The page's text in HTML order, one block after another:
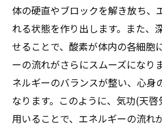
体の硬直やブロックを解き放ち、
れる状態を作り出します。また、
せることで、酸素が体内の各細胞
ーの流れがさらにスムーズになり
ネルギーのバランスが整い、心身
なります。このように、気功(天
用いることで、エネルギーの流れ